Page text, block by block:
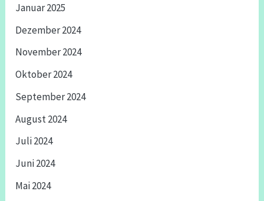
Januar 2025
Dezember 2024
November 2024
Oktober 2024
September 2024
August 2024
Juli 2024
Juni 2024
Mai 2024